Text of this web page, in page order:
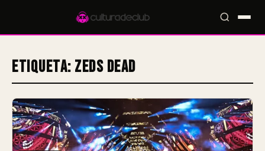
Accesos rápidos:🎪 Eventos🎤 Artistas📍 Locales📰 Magazine
Etiqueta: Zeds Dead